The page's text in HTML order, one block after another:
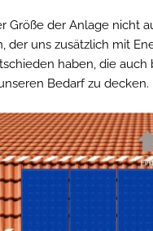
der Anlage nicht
uns zusätzlich mit
haben, die
Bedarf zu decken.